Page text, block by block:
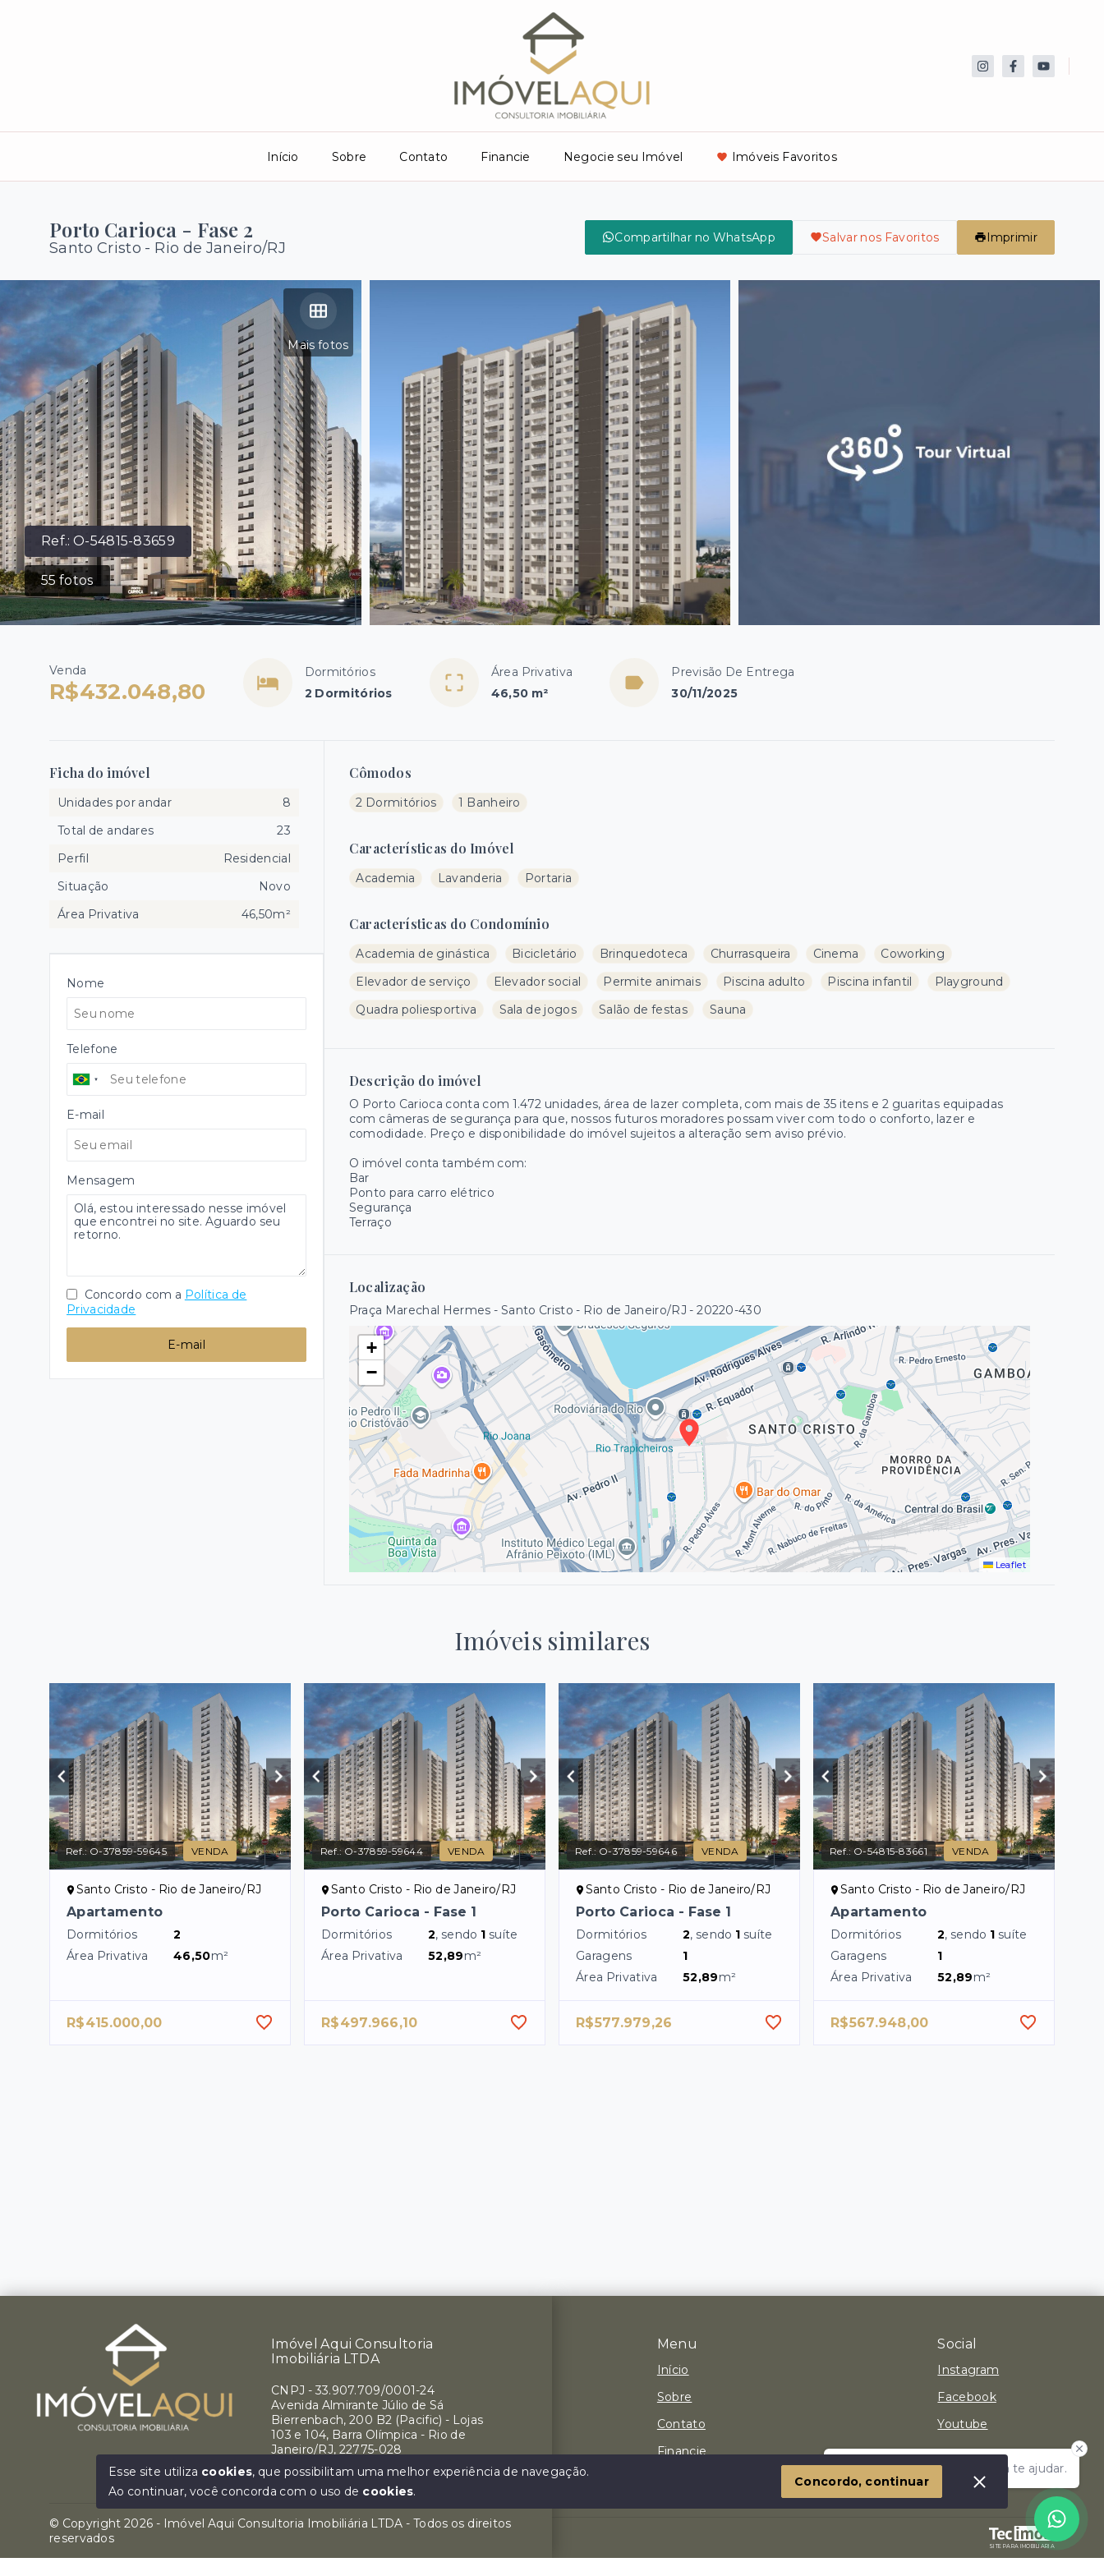
Início Sobre Contato Financie Negocie seu Imóvel Imóveis Favoritos
Porto Carioca - Fase 2
Santo Cristo - Rio de Janeiro/RJ
Compartilhar no WhatsApp Salvar nos Favoritos Imprimir
Ref.:O-54815-83659
55fotos
Mais fotos
Venda
R$432.048,80
Dormitórios
2 Dormitórios
Área Privativa
46,50 m²
Previsão De Entrega
30/11/2025
Cômodos
2 Dormitórios 1 Banheiro
Características do Imóvel
Academia Lavanderia Portaria
Características do Condomínio
Academia de ginástica Bicicletário Brinquedoteca Churrasqueira Cinema
Coworking
Elevador de serviço
Elevador social Permite animais Piscina adulto Piscina infantil
Playground
Quadra poliesportiva
Sala de jogos Salão de festas Sauna
Descrição do imóvel
O Porto Carioca conta com 1.472 unidades, área de lazer completa, com mais de 35 itens e 2 guaritas equipadas
com câmeras de segurança para que, nossos futuros moradores possam viver com todo o conforto, lazer e
comodidade. Preço e disponibilidade do imóvel sujeitos a alteração sem aviso prévio.
O imóvel conta também com:
Bar
Ponto para carro elétrico
Segurança
Terraço
Localização
Praça Marechal Hermes - Santo Cristo - Rio de Janeiro/RJ - 20220-430
+
−
Leaflet
Ficha do imóvel
Unidades por andar
8
Total de andares
23
Perfil
Residencial
Situação
Novo
Área Privativa
46,50m²
Nome
Telefone
E-mail
Mensagem
Concordo com a Política de
Privacidade
E-mail
Imóveis similares
Ref.: O-37859-59645 VENDA
Santo Cristo - Rio de Janeiro/RJ
Apartamento
Dormitórios
2
Área Privativa
46,50m²
R$415.000,00
Ref.: O-37859-59644 VENDA
Santo Cristo - Rio de Janeiro/RJ
Porto Carioca - Fase 1
Dormitórios 2, sendo 1 suíte
Área Privativa
52,89m²
R$497.966,10
Ref.: O-37859-59646 VENDA
Santo Cristo - Rio de Janeiro/RJ
Porto Carioca - Fase 1
Dormitórios 2, sendo 1 suíte
Garagens
1
Área Privativa
52,89m²
R$577.979,26
Ref.: O-54815-83661 VENDA
Santo Cristo - Rio de Janeiro/RJ
Apartamento
Dormitórios 2, sendo 1 suíte
Garagens
1
Área Privativa
52,89m²
R$567.948,00
Olá! Estamos disponíveis para te ajudar.
Menu
Início
Sobre
Contato
Financie
Social
Instagram
Facebook
Youtube
SITE PARA IMOBILIARIA
Imóvel Aqui Consultoria
Imobiliária LTDA
CNPJ - 33.907.709/0001-24
Avenida Almirante Júlio de Sá
Bierrenbach, 200 B2 (Pacific) - Lojas
103 e 104, Barra Olímpica - Rio de
Janeiro/RJ, 22775-028
Ver e-mail
© Copyright 2026 - Imóvel Aqui Consultoria Imobiliária LTDA - Todos os direitos
reservados
Esse site utiliza cookies, que possibilitam uma melhor experiência de navegação.
Ao continuar, você concorda com o uso de cookies.
Concordo, continuar